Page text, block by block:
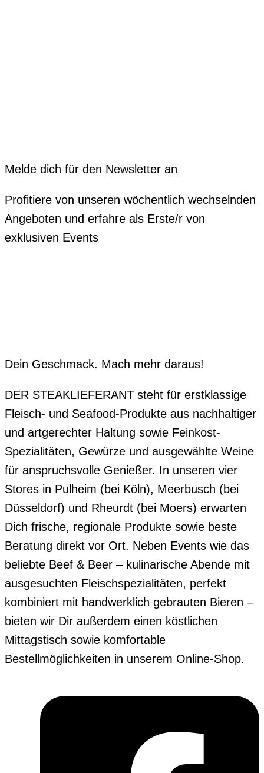
Melde dich für den Newsletter an
Profitiere von unseren wöchentlich wechselnden
Angeboten und erfahre als Erste/r von
exklusiven Events
Dein Geschmack. Mach mehr daraus!
DER STEAKLIEFERANT steht für erstklassige
Fleisch- und Seafood-Produkte aus nachhaltiger
und artgerechter Haltung sowie Feinkost-
Spezialitäten, Gewürze und ausgewählte Weine
für anspruchsvolle Genießer. In unseren vier
Stores in Pulheim (bei Köln), Meerbusch (bei
Düsseldorf) und Rheurdt (bei Moers) erwarten
Dich frische, regionale Produkte sowie beste
Beratung direkt vor Ort. Neben Events wie das
beliebte Beef & Beer – kulinarische Abende mit
ausgesuchten Fleischspezialitäten, perfekt
kombiniert mit handwerklich gebrauten Bieren –
bieten wir Dir außerdem einen köstlichen
Mittagstisch sowie komfortable
Bestellmöglichkeiten in unserem Online-Shop.